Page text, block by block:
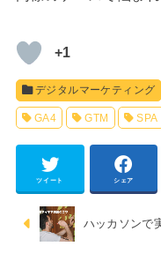
+1
デジタルマーケティング
GA4 GTM SPA
ツイート シェア
ハッカソンで